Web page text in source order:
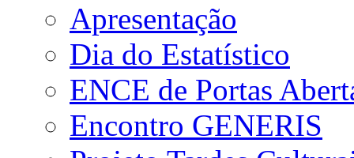
Apresentação
Dia do Estatístico
ENCE de Portas
Encontro GENERIS